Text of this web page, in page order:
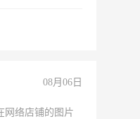
08月06日
网络店铺的图片